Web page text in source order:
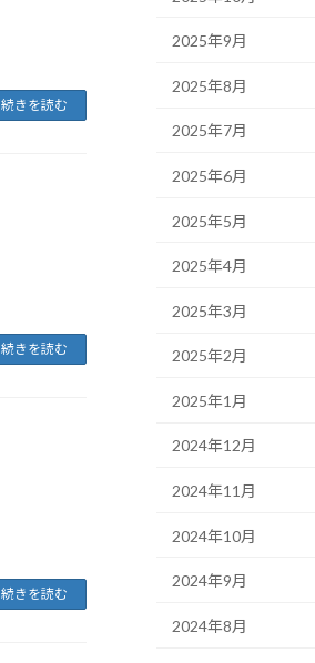
続きを読む
続きを読む
続きを読む
2025年9月
2025年8月
2025年7月
2025年6月
2025年5月
2025年4月
2025年3月
2025年2月
2025年1月
2024年12月
2024年11月
2024年10月
2024年9月
2024年8月